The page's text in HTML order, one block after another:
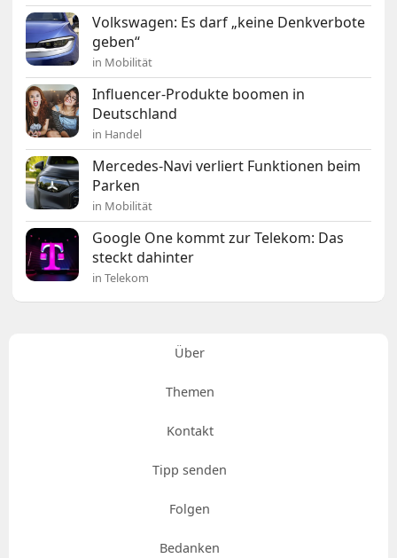
Volkswagen: Es darf „keine Denkverbote
geben“
in Mobilität
Influencer-Produkte boomen in
Deutschland
in Handel
Mercedes-Navi verliert Funktionen beim
Parken
in Mobilität
Google One kommt zur Telekom: Das
steckt dahinter
in Telekom
Über
Themen
Kontakt
Tipp senden
Folgen
Bedanken